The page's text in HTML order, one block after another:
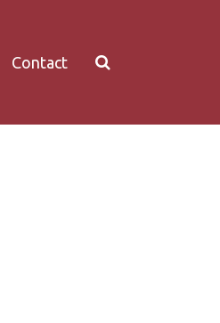
Contact